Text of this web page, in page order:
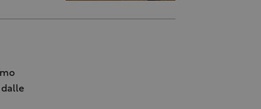
dalle